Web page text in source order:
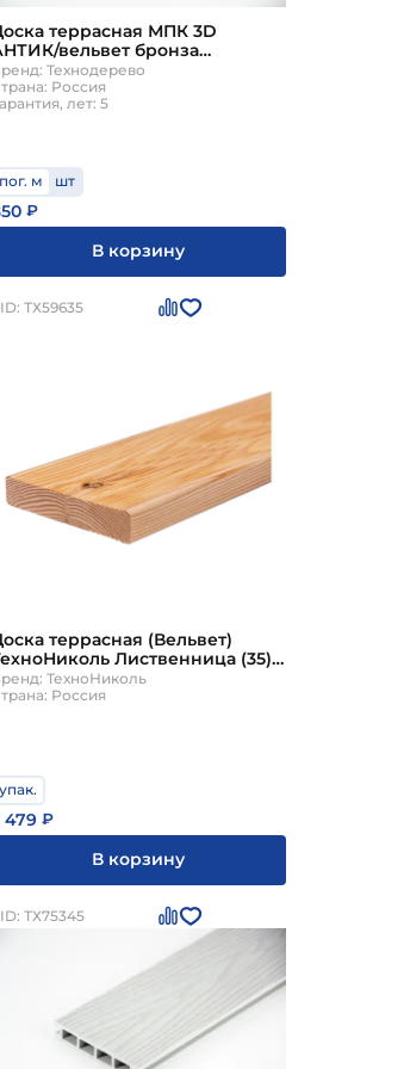
площадок, веранд, причалов.
садовые дорожки).
террасная МПК 3D
вельвет бронза
Технодерево
Технодерево
Россия
лет: 5
пог. м шт
₽
В корзину
ID: ТХ59635
террасная (Вельвет)
Лиственница (35)
C 4000х142х27мм (3 шт)
ТехноНиколь
Россия
упак.
479 ₽
В корзину
ID: ТХ75345